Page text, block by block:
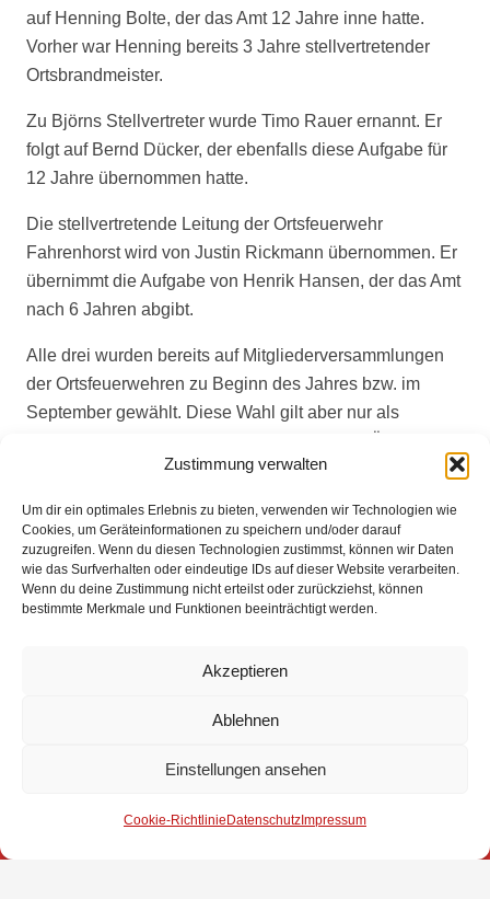
Zustimmung verwalten
Um dir ein optimales Erlebnis zu bieten, verwenden wir Technologien wie
Cookies, um Geräteinformationen zu speichern und/oder darauf
zuzugreifen. Wenn du diesen Technologien zustimmst, können wir Daten
wie das Surfverhalten oder eindeutige IDs auf dieser Website verarbeiten.
Wenn du deine Zustimmung nicht erteilst oder zurückziehst, können
bestimmte Merkmale und Funktionen beeinträchtigt werden.
Akzeptieren
Ablehnen
Einstellungen ansehen
Cookie-Richtlinie Datenschutz Impressum
auf Henning Bolte, der das Amt 12 Jahre inne hatte.
Vorher war Henning bereits 3 Jahre stellvertretender
Ortsbrandmeister.
Zu Björns Stellvertreter wurde Timo Rauer ernannt. Er
folgt auf Bernd Dücker, der ebenfalls diese Aufgabe für
12 Jahre übernommen hatte.
Die stellvertretende Leitung der Ortsfeuerwehr
Fahrenhorst wird von Justin Rickmann übernommen. Er
übernimmt die Aufgabe von Henrik Hansen, der das Amt
nach 6 Jahren abgibt.
Alle drei wurden bereits auf Mitgliederversammlungen
der Ortsfeuerwehren zu Beginn des Jahres bzw. im
September gewählt. Diese Wahl gilt aber nur als
vom Bürgermeister auf Beschluss des Rates
Vorschlägen folgt.
Der Bürgermeister bedankte sich bei allen Gewählten
und Verabschiedeten für ihr starkes Engagement mit